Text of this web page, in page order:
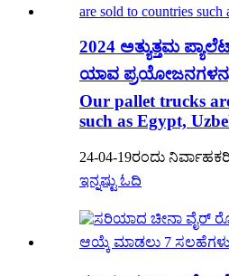
2024 ಅತ್ಯುತ್ತಮ
ಯಾವ
Our pallet trucks
such as Egypt,
24-04-19ರಂದು
ಇನ್ನಷ್ಟು ಓದಿ